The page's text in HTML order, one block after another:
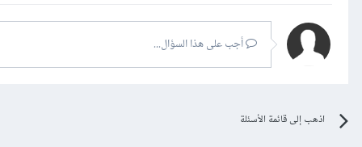
أجب على هذا السؤال...
اذهب إلى قائمة الأسئلة